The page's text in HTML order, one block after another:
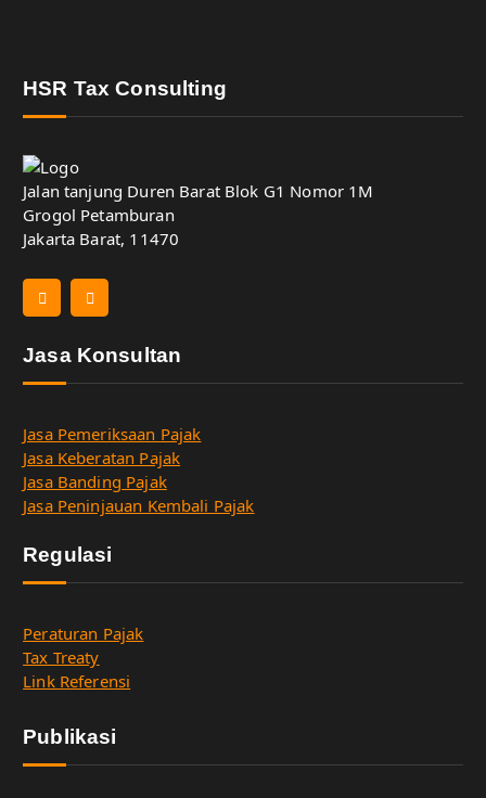
HSR Tax Consulting
Jalan tanjung Duren Barat Blok G1 Nomor 1M
Grogol Petamburan
Jakarta Barat, 11470
Jasa Konsultan
Jasa Pemeriksaan Pajak
Jasa Keberatan Pajak
Jasa Banding Pajak
Jasa Peninjauan Kembali Pajak
Regulasi
Peraturan Pajak
Tax Treaty
Link Referensi
Publikasi